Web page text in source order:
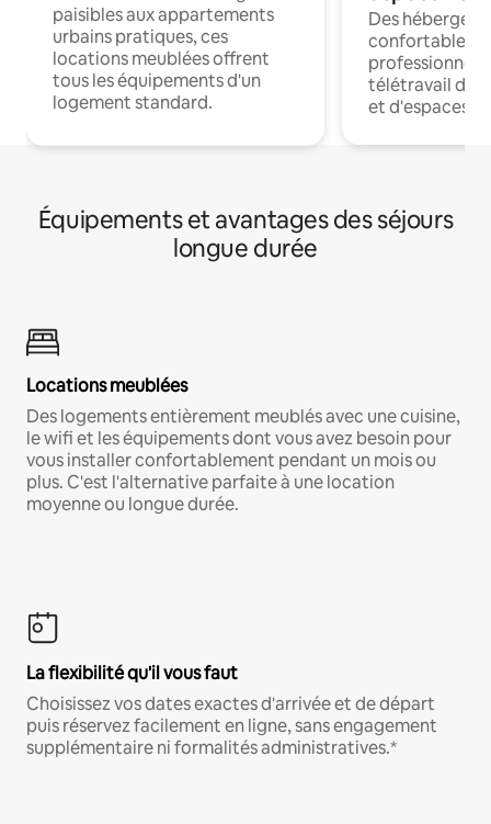
paisibles aux appartements
urbains pratiques, ces
locations meublées offrent
tous les équipements d'un
logement standard.
Des
confortables
professionnels
télétravail
et d'espaces
Équipements et avantages des séjours
longue durée
Locations meublées
Des logements entièrement meublés avec une cuisine,
le wifi et les équipements dont vous avez besoin pour
vous installer confortablement pendant un mois ou
plus. C'est l'alternative parfaite à une location
moyenne ou longue durée.
La flexibilité qu'il vous faut
Choisissez vos dates exactes d'arrivée et de départ
puis réservez facilement en ligne, sans engagement
supplémentaire ni formalités administratives.*